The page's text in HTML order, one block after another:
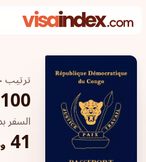
ترتيب
100
السفر
41